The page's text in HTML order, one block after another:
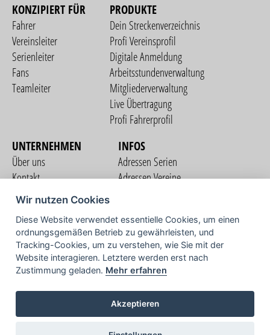
KONZIPIERT FÜR
Fahrer
Vereinsleiter
Serienleiter
Fans
Teamleiter
PRODUKTE
Dein Streckenverzeichnis
Profi Vereinsprofil
Digitale Anmeldung
Arbeitsstundenverwaltung
Mitgliederverwaltung
Live Übertragung
Profi Fahrerprofil
UNTERNEHMEN
Über uns
Kontakt
Nutzungsbedingungen
Datenschutzerklärung
Impressum
INFOS
Adressen Serien
Adressen Vereine
COMMUNITY
TV
Wir nutzen Cookies
Diese Website verwendet essentielle Cookies, um einen
ordnungsgemäßen Betrieb zu gewährleisten, und
Tracking-Cookies, um zu verstehen, wie Sie mit der
Website interagieren. Letztere werden erst nach
Zustimmung geladen. Mehr erfahren
Akzeptieren